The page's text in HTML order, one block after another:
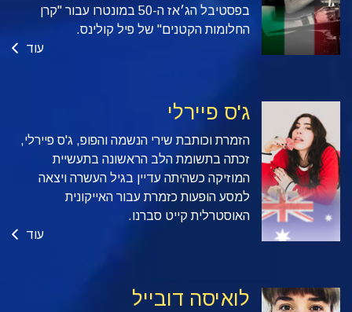
בפסטיבל הג׳אז ה-50 במונטרו עבור "קרן
החלומות הקטנים" של פיל קולינס.
עוד
ג'ס פיירלי
הזמרת וכותבת שירי הנשמה והפופ, ג'ס פיירלי,
זכתה בתשומת הלב הראשונה בתעשיית
המוזיקה כשהיתה עדיין בגיל העשרה ויצאה
למסע הופעות כזמרת עבור האייקונית
האוסטרלית קייט סברנו.
עוד
לואיסה דובייל